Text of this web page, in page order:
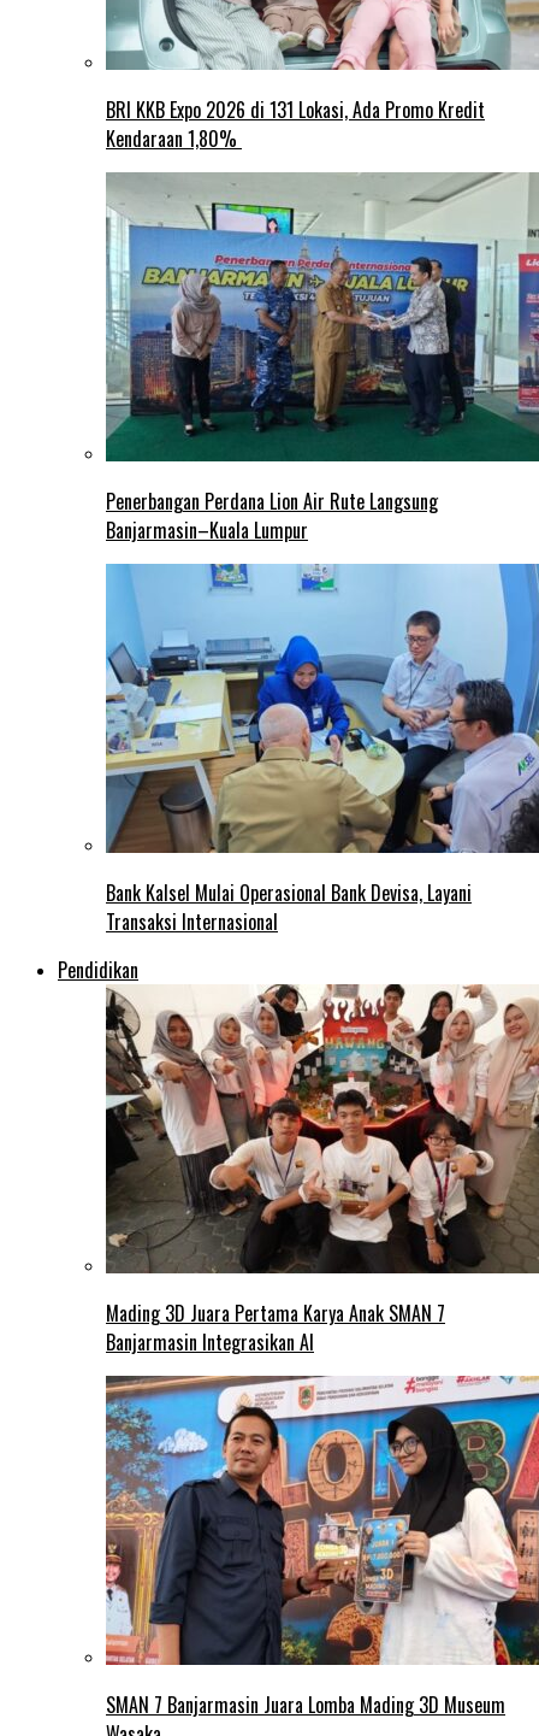
BRI KKB Expo 2026 di 131 Lokasi, Ada Promo Kredit
Kendaraan 1,80%
Penerbangan Perdana Lion Air Rute Langsung
Banjarmasin–Kuala Lumpur
Bank Kalsel Mulai Operasional Bank Devisa, Layani
Transaksi Internasional
Pendidikan
Mading 3D Juara Pertama Karya Anak SMAN 7
Banjarmasin Integrasikan AI
SMAN 7 Banjarmasin Juara Lomba Mading 3D Museum